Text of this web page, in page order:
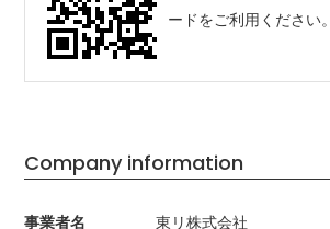
ードをご利用ください。
Company information
事業者名 東リ株式会社